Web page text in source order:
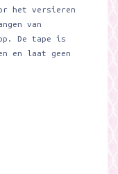
het versieren
van
De tape is
en laat geen